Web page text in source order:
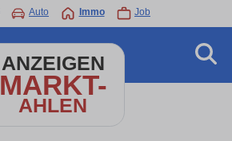
Auto Immo Job
ANZEIGEN
MARKT-
AHLEN